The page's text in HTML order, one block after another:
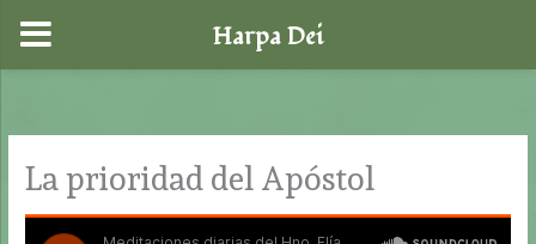
contenido
La prioridad del Apóstol
Harpa Dei